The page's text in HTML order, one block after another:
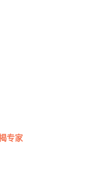
专家